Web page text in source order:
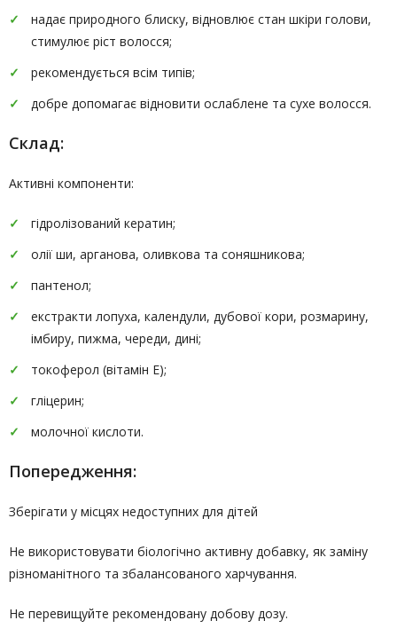
надає природного блиску, відновлює стан шкіри голови,
стимулює ріст волосся;
рекомендується всім типів;
добре допомагає відновити ослаблене та сухе волосся.
Склад:
Активні компоненти:
гідролізований кератин;
олії ши, арганова, оливкова та соняшникова;
пантенол;
екстракти лопуха, календули, дубової кори, розмарину,
імбиру, пижма, череди, дині;
токоферол (вітамін Е);
гліцерин;
молочної кислоти.
Попередження:
Зберігати у місцях недоступних для дітей
Не використовувати біологічно активну добавку, як заміну
різноманітного та збалансованого харчування.
Не перевищуйте рекомендовану добову дозу.